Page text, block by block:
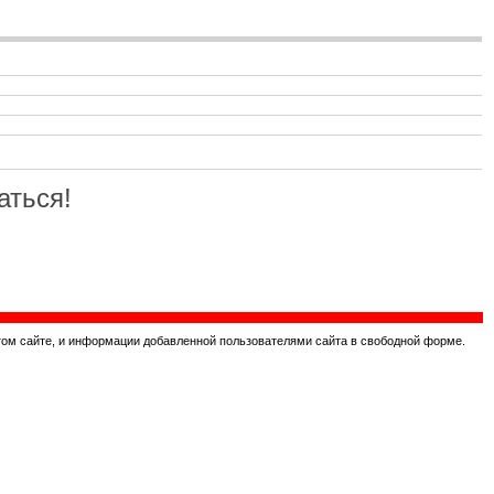
сайте, и информации добавленной пользователями сайта в свободной форме.